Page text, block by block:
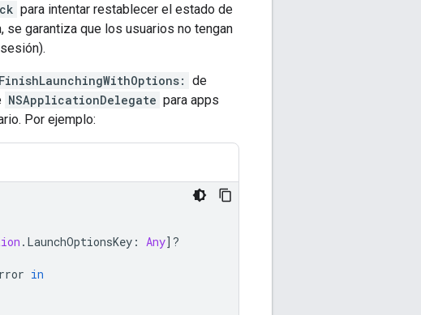
para intentar restablecer el estado de
se garantiza que los usuarios no tengan
de
NSApplicationDelegate para apps
Por ejemplo:
. LaunchOptionsKey : Any]?
in